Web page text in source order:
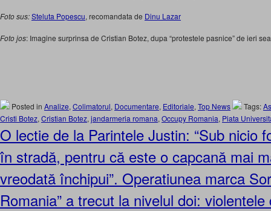
Foto sus:Steluta Popescu, recomandata de Dinu Lazar
Foto jos: Imagine surprinsa de Cristian Botez, dupa “protestele pasnice” de ieri
Posted in Analize, Colimatorul, Documentare, Editoriale, Top News Tags:
Cristi Botez, Cristian Botez, jandarmeria romana, Occupy Romania, Piata
O lectie de la Parintele Justin: “Sub nicio
în stradă, pentru că este o capcană mai
vreodată închipui”. Operatiunea marca
Romania” a trecut la nivelul doi: